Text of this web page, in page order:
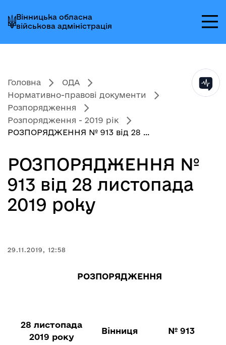
до
головного
меню
до
головного
вмісту
до
головного
колонтитула
Вінницька обласна
військова адміністрація
Головна
ОДА
Нормативно-правові документи
Розпорядження
Розпорядження - 2019 рік
РОЗПОРЯДЖЕННЯ № 913 від 28 ...
РОЗПОРЯДЖЕННЯ №
913 від 28 листопада
2019 року
29.11.2019, 12:58
РОЗПОРЯДЖЕННЯ
28 листопада
2019 року
Вінниця № 913